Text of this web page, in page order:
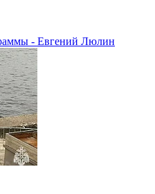
- Евгений Люлин